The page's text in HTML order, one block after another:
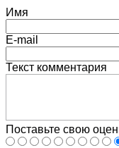
Имя
E-mail
Текст комментария
Поставьте свою